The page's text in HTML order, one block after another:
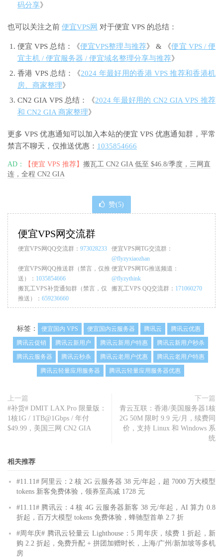
码分享》
也可以关注之前 便宜VPS网 对于便宜 VPS 的总结：
便宜 VPS 总结：《便宜VPS整理与推荐》 & 《便宜 VPS / 便
宜主机 / 便宜服务器 / 便宜域名整理分享与推荐》
香港 VPS 总结：《2024 年最好用的香港 VPS 推荐和香港机
房、商家整理》
CN2 GIA VPS 总结：《2024 年最好用的 CN2 GIA VPS 推荐
和 CN2 GIA 商家整理》
更多 VPS 优惠通知可以加入本站的便宜 VPS 优惠通知群，平常
禁言不聊天，仅推送优惠： 1035854666
AD： 【便宜 VPS 推荐】 搬瓦工 CN2 GIA 低至 $46.8/季度，三网直
连，全程 CN2 GIA
赞(5)
便宜VPS网交流群
便宜VPS网QQ交流群： 973028233
便宜VPS网TG交流群：
@flyzyxiaozhan
便宜VPS网QQ推送群（禁言，仅推
送）： 1035854666
便宜VPS网TG推送频道：
@flyzythink
搬瓦工VPS补货通知群（禁言，仅
推送）： 659236660
搬瓦工VPS QQ交流群： 171060270
标签： 便宜国内 VPS 便宜国内云服务器 腾讯云
腾讯云优惠
腾讯云促销
腾讯云新用户 腾讯云新用户特惠
腾讯云新用户秒杀
腾讯云服务器
腾讯云秒杀 腾讯云老用户优惠
腾讯云老用户特惠
腾讯云轻量应用服务器
腾讯云轻量应用服务器优惠
上一篇
#补货# DMIT LAX.Pro 限量版：
1核1G / 1TB@1Gbps / 年付
$49.99，美国三网 CN2 GIA
下一篇
青云互联：香港/美国服务器1核
2G 50M 限时 9.9 元/月，续费同
价，支持 Linux 和 Windows 系
统
相关推荐
#11.11# 阿里云：2 核 2G 云服务器 38 元/年起，超 7000 万大模型
tokens 新客免费体验，领券至高减 1728 元
#11.11# 腾讯云：4 核 4G 云服务器新客 38 元/年起，AI 算力 0.8
折起，百万大模型 tokens 免费体验，蜂驰型首单 2.7 折
#周年庆# 腾讯云轻量云 Lighthouse：5 周年庆，续费 1 折起，新
购 2.2 折起，免费升配 + 拼团加赠时长，上海/广州/新加坡等多机
房